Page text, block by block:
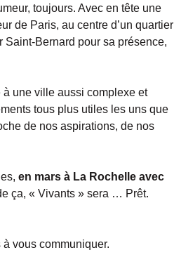
toujours. Avec en tête une
de Paris, au centre d’un quartier
Bernard pour sa présence,
une ville aussi complexe et
tous plus utiles les uns que
de nos aspirations, de nos
en mars à La Rochelle avec
ça, « Vivants » sera … Prêt.
à vous communiquer.